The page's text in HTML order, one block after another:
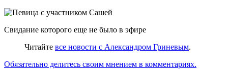
Свидание которого еще не было в эфире
Читайте все новости с Александром Гриневым.
Обязательно делитесь своим мнением в комментариях.